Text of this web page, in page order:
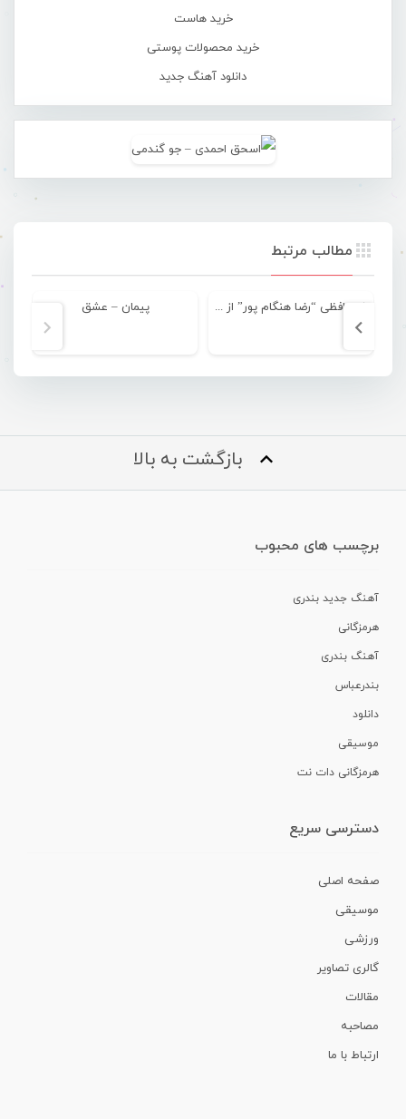
خرید هاست
خرید محصولات پوستی
دانلود آهنگ جدید
مطالب مرتبط
خداحافظی “رضا هنگام پور” از دنیای بسکتبال پیمان – عشق
بازگشت به بالا
برچسب های محبوب
آهنگ جدید بندری
هرمزگانی
آهنگ بندری
بندرعباس
دانلود
موسیقی
هرمزگانی دات نت
دسترسی سریع
صفحه اصلی
موسیقی
ورزشی
گالری تصاویر
مقالات
مصاحبه
ارتباط با ما